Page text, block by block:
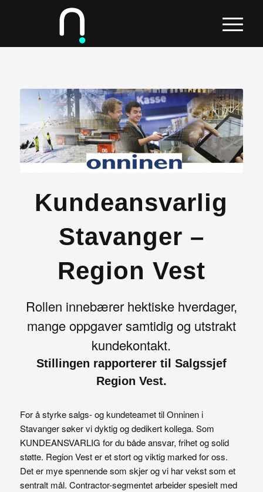
Kundeansvarlig
Stavanger –
Region Vest
Rollen innebærer hektiske hverdager,
mange oppgaver samtidig og utstrakt
kundekontakt.
Stillingen rapporterer til Salgssjef
Region Vest.
For å styrke salgs- og kundeteamet til Onninen i
Stavanger søker vi dyktig og dedikert kollega. Som
KUNDEANSVARLIG for du både ansvar, frihet og solid
støtte. Region Vest er et stort og viktig marked for oss.
Det er mye spennende som skjer og vi har vekst som et
sentralt mål. Contractor-segmentet arbeider spesielt med